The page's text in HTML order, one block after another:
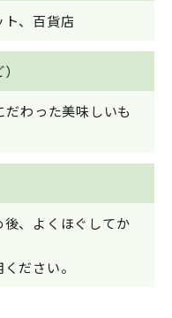
、百貨店
わった美味しいも
、よくほぐしてか
ださい。